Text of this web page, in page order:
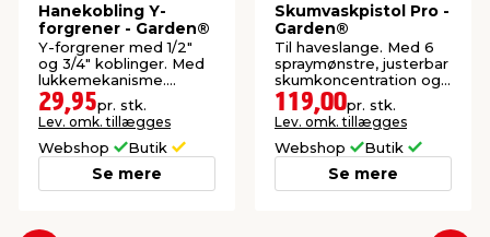
Hanekobling Y-
forgrener - Garden®
Y-forgrener med 1/2"
og 3/4" koblinger. Med
lukkemekanisme.
Passer til andre
fabrikater.
29,95pr. stk.
Lev. omk. tillægges
Webshop Butik
Se mere
Skumvaskpistol Pro -
Garden®
Til haveslange. Med 6
spraymønstre, justerbar
skumkoncentration og
tommelfingerkontrol.
119,00pr. stk.
Lev. omk. tillægges
Webshop Butik
Se mere